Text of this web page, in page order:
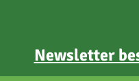
Newsletter